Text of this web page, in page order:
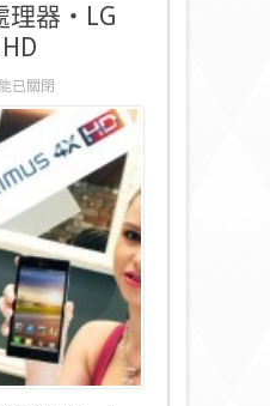
理器‧LG
已關閉